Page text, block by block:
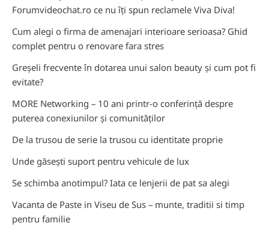
Forumvideochat.ro ce nu îți spun reclamele Viva Diva!
Cum alegi o firma de amenajari interioare serioasa? Ghid
complet pentru o renovare fara stres
Greșeli frecvente în dotarea unui salon beauty și cum pot fi
evitate?
MORE Networking – 10 ani printr-o conferință despre
puterea conexiunilor și comunităților
De la trusou de serie la trusou cu identitate proprie
Unde găsești suport pentru vehicule de lux
Se schimba anotimpul? Iata ce lenjerii de pat sa alegi
Vacanta de Paste in Viseu de Sus – munte, traditii si timp
pentru familie